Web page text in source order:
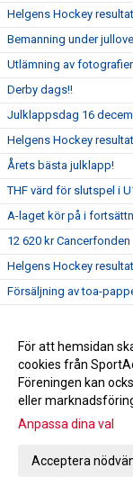
Helgens Hockey resultat
Bemanning under
Utlämning av fotografier
Derby dags!!
Julklappsdag 16
Helgens Hockey resultat
Årets bästa julklapp!
THF värd för slutspel i
A-laget kör på i
12 620 kr Cancerfonden
Helgens Hockey resultat
Försäljning av toa-
Helgens Hockey resultat
Påminnelse om
Trissbolaget
Profilkläder
Hämtning av beställt
Förlust i grundspelets
För att hemsidan
cookies från
Föreningen kan
eller
Anpassa dina val
Acceptera